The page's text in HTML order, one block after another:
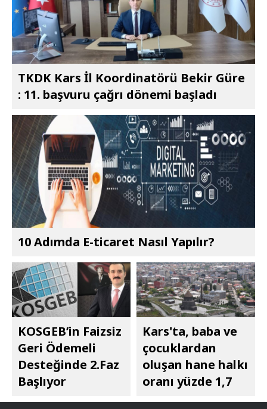
TKDK Kars İl Koordinatörü Bekir Güre
: 11. başvuru çağrı dönemi başladı
10 Adımda E-ticaret Nasıl Yapılır?
KOSGEB’in Faizsiz
Geri Ödemeli
Desteğinde 2.Faz
Başlıyor
Kars'ta, baba ve
çocuklardan
oluşan hane halkı
oranı yüzde 1,7